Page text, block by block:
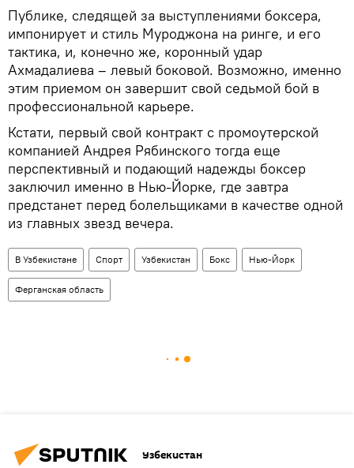
Публике, следящей за выступлениями боксера,
импонирует и стиль Муроджона на ринге, и его
тактика, и, конечно же, коронный удар
Ахмадалиева – левый боковой. Возможно, именно
этим приемом он завершит свой седьмой бой в
профессиональной карьере.
Кстати, первый свой контракт с промоутерской
компанией Андрея Рябинского тогда еще
перспективный и подающий надежды боксер
заключил именно в Нью-Йорке, где завтра
предстанет перед болельщиками в качестве одной
из главных звезд вечера.
В Узбекистане Спорт Узбекистан Бокс Нью-Йорк
Ферганская область
Узбекистан